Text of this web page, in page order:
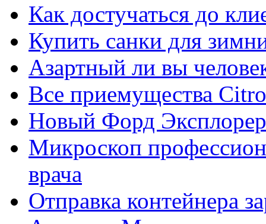
Как достучаться до
Купить санки для
Азартный ли вы
Все приемущества
Новый Форд
Микроскоп
врача
Отправка контейнера